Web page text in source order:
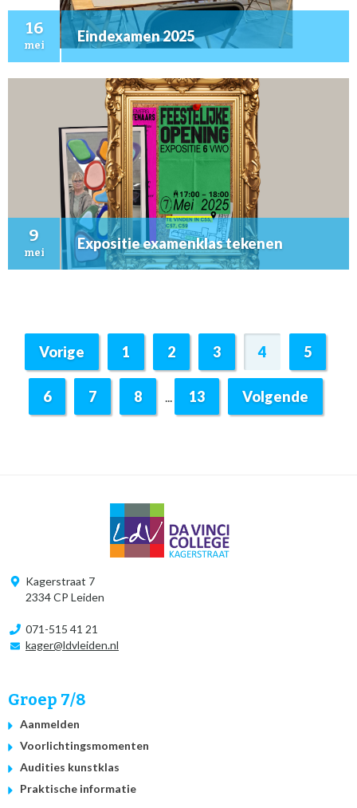
16
mei
Eindexamen 2025
9
mei
Expositie examenklas tekenen
Vorige 1 2 3 4 5
6 7 8 13 Volgende
Kagerstraat 7
2334 CP Leiden
071-515 41 21
kager@ldvleiden.nl
Groep 7/8
Aanmelden
Voorlichtingsmomenten
Audities kunstklas
Praktische informatie